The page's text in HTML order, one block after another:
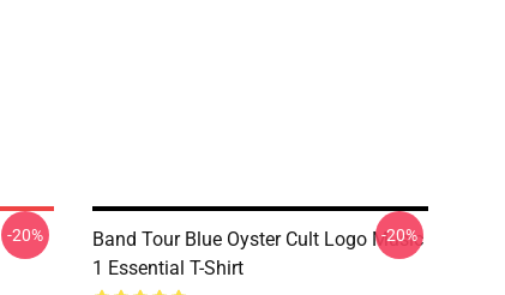
-20%
Band Tour Blue Oyster Cult Logo Music
1 Essential T-Shirt
-20%